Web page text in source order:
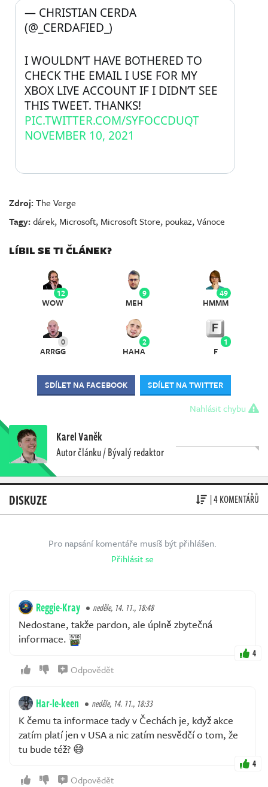
I WOULDN’T HAVE BOTHERED TO
CHECK THE EMAIL I USE FOR MY
XBOX LIVE ACCOUNT IF I DIDN’T SEE
PIC.TWITTER.COM/SYFOCCDUQT
— CHRISTIAN CERDA
(@_CERDAFIED_)
NOVEMBER 10, 2021
Zdroj:The Verge
Tagy:dárek, Microsoft, Microsoft Store, poukaz,Vánoce
LÍBIL SE TI ČLÁNEK?
12
WOW
9
MEH
49
HMMM
0
ARRGG
2
HAHA
1
F
SDÍLET NA FACEBOOK SDÍLET NA TWITTER
Nahlásit chybu
Karel Vaněk
Autor článku / Bývalý redaktor
DISKUZE | 4 KOMENTÁŘŮ
Pro napsání komentáře musíš být přihlášen.
Přihlásit se
Reggie-Kray neděle, 14. 11., 18:48
Nedostane, takže pardon, ale úplně zbytečná
informace.
4
Odpovědět
Har-le-keen neděle, 14. 11., 18:33
K čemu ta informace tady v Čechách je, když akce
zatím platí jen v USA a nic zatím nesvědčí o tom, že
tu bude též? 😅
4
Odpovědět